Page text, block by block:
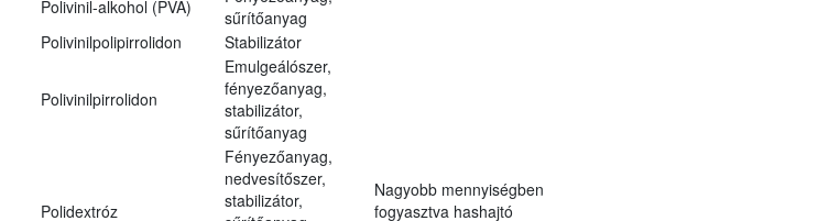
Polivinil-alkohol (PVA)
sűrítőanyag
Polivinilpolipirrolidon Stabilizátor
Polivinilpirrolidon
Emulgeálószer,
fényezőanyag,
stabilizátor,
sűrítőanyag
Polidextróz
Fényezőanyag,
nedvesítőszer,
stabilizátor,
Nagyobb mennyiségben
fogyasztva hashajtó